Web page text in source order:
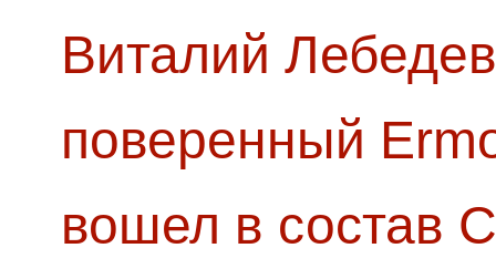
Виталий
поверенный
вошел в состав